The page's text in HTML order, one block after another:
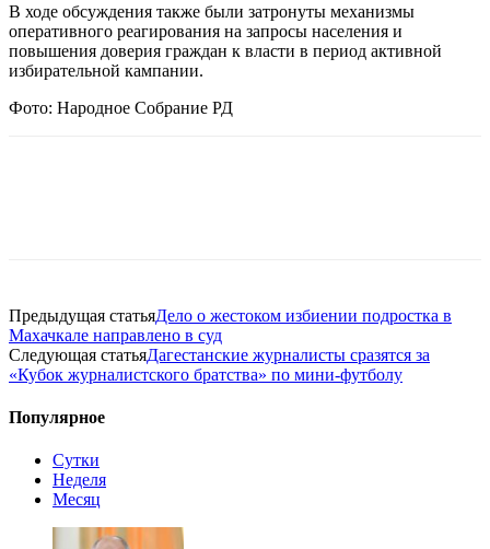
В ходе обсуждения также были затронуты механизмы
оперативного реагирования на запросы населения и
повышения доверия граждан к власти в период активной
избирательной кампании.
Фото: Народное Собрание РД
Предыдущая статьяДело о жестоком избиении подростка в
Махачкале направлено в суд
Следующая статьяДагестанские журналисты сразятся за
«Кубок журналистского братства» по мини-футболу
Популярное
Сутки
Неделя
Месяц